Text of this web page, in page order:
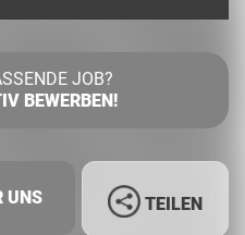
JOB?
BEWERBEN!
UNS TEILEN